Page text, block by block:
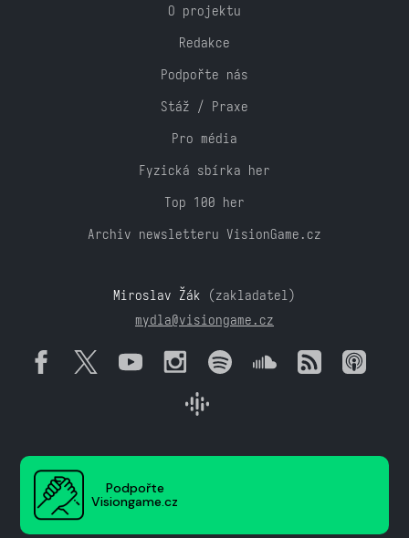
O projektu
Redakce
Podpořte nás
Stáž / Praxe
Pro média
Fyzická sbírka her
Top 100 her
Archiv newsletteru VisionGame.cz
Miroslav Žák (zakladatel)
mydla@visiongame.cz
Podpořte
Visiongame.cz